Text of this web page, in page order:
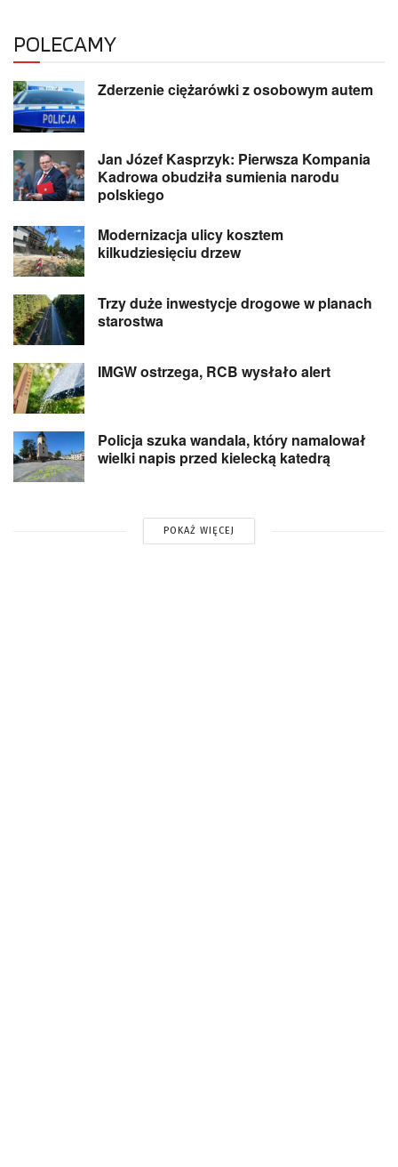
POLECAMY
Zderzenie ciężarówki z osobowym autem
Jan Józef Kasprzyk: Pierwsza Kompania
Kadrowa obudziła sumienia narodu
polskiego
Modernizacja ulicy kosztem
kilkudziesięciu drzew
Trzy duże inwestycje drogowe w planach
starostwa
IMGW ostrzega, RCB wysłało alert
Policja szuka wandala, który namalował
wielki napis przed kielecką katedrą
POKAŻ WIĘCEJ